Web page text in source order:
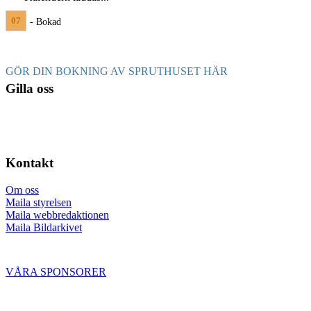
07 - Bokad
GÖR DIN BOKNING AV SPRUTHUSET HÄR
Gilla oss
Kontakt
Om oss
Maila styrelsen
Maila webbredaktionen
Maila Bildarkivet
VÅRA SPONSORER